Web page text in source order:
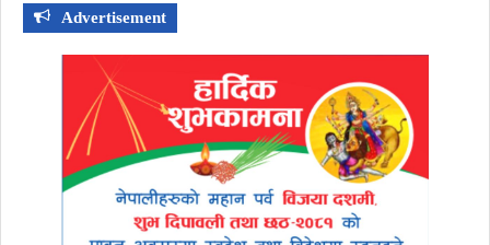
Advertisement